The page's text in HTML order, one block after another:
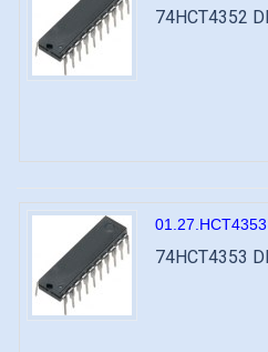
74HCT4352
01.27.HCT4353
74HCT4353